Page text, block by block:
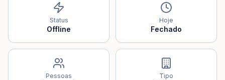
Status
Offline
Hoje
Fechado
Pessoas Tipo